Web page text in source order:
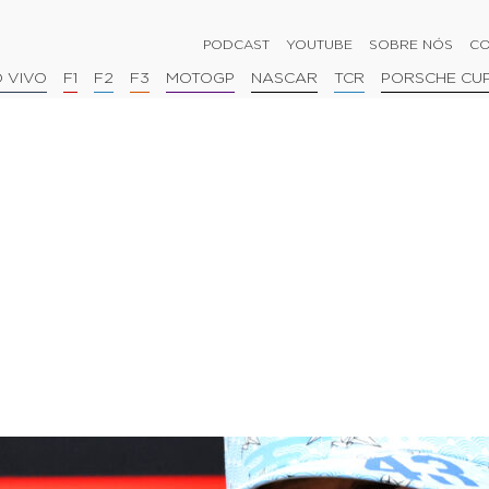
PODCAST YOUTUBE SOBRE NÓS
VIVO F1 F2 F3 MOTOGP NASCAR TCR PORSCHE